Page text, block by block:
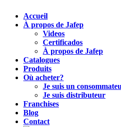
Accueil
À propos de Jafep
Videos
Certificados
À propos de Jafep
Catalogues
Produits
Où acheter?
Je suis un
Je suis distributeur
Franchises
Blog
Contact